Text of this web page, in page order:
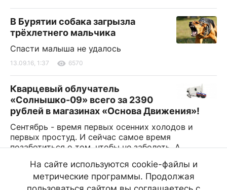
В Бурятии собака загрызла
трёхлетнего мальчика
Спасти малыша не удалось
13.09.16, 1:37 6570
Кварцевый облучатель
«Солнышко-09» всего за 2390
рублей в магазинах «Основа Движения»!
Сентябрь - время первых осенних холодов и
первых простуд. И сейчас самое время
позаботиться о том, чтобы не заболеть. А
- ультрафиолетовый облучатель «Солнышко-09»,
который защитит от простуды и детей, и
взрослых
На сайте используются cookie-файлы и
метрические программы. Продолжая